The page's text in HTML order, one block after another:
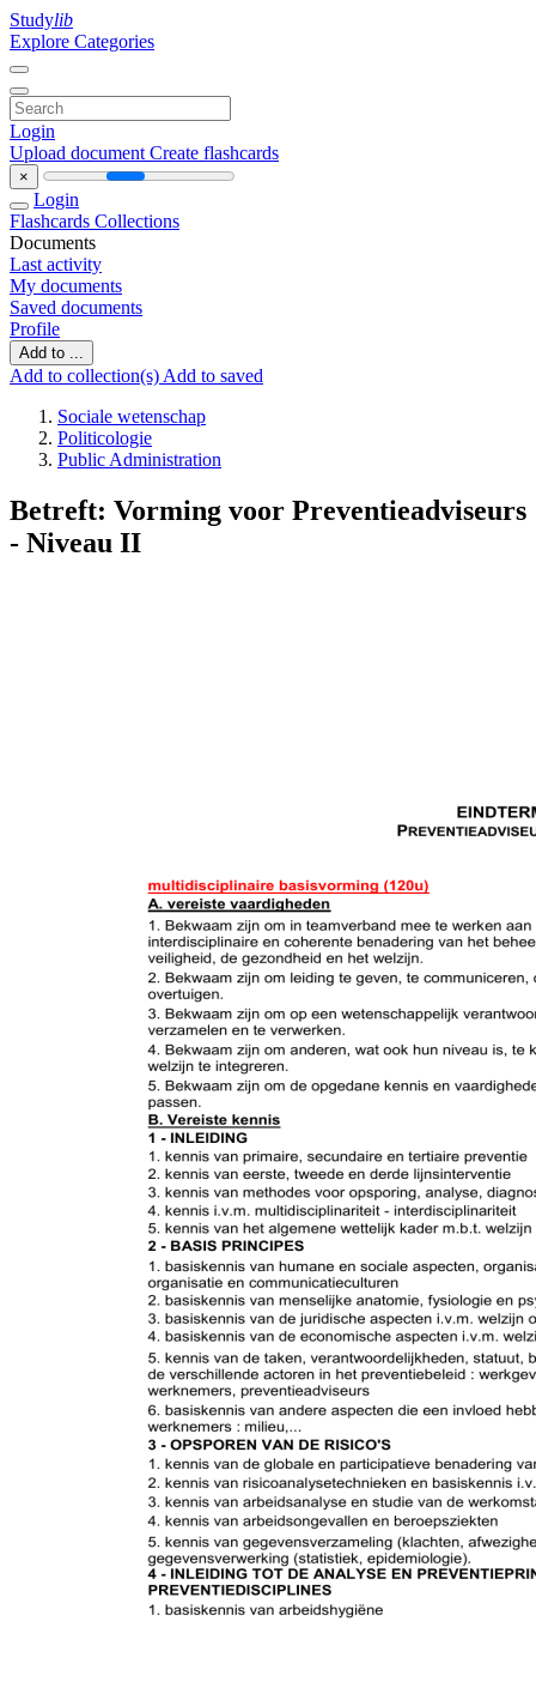
Studylib
Explore Categories
Login
Upload document Create flashcards
×
Login
Flashcards Collections
Documents
Last activity
My documents
Saved documents
Profile
Add to ...
Add to collection(s) Add to saved
Sociale wetenschap
Politicologie
Public Administration
Betreft: Vorming voor Preventieadviseurs
- Niveau II